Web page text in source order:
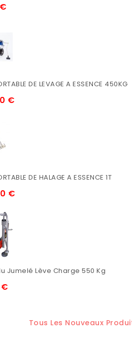
DE LEVAGE A ESSENCE 450KG
€
DE HALAGE A ESSENCE 1T
€
Jumelé Lève Charge 550 Kg
€
Tous Les Nouveaux